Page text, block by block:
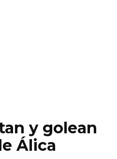
y golean
Álica